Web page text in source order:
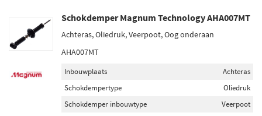
Schokdemper Magnum Technology AHA007MT
Achteras, Oliedruk, Veerpoot, Oog onderaan
AHA007MT
Inbouwplaats
Achteras
Schokdempertype
Oliedruk
Schokdemper inbouwtype
Veerpoot